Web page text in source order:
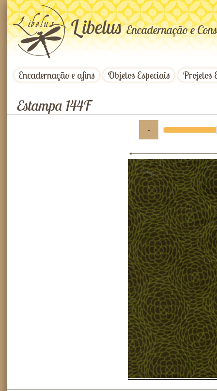
LibelusEncadernação e
Encadernação e afins Objetos Especiais Projetos
Estampa 144F
-